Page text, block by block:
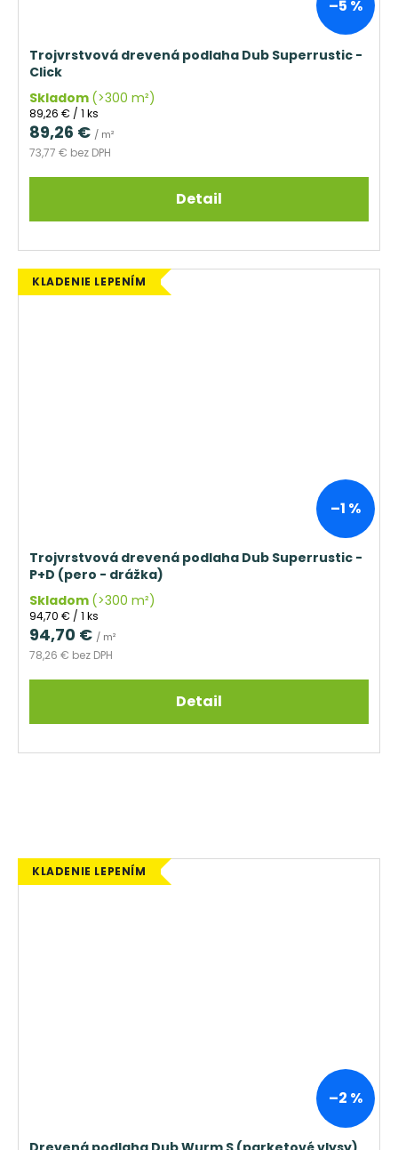
–5 %
Trojvrstvová drevená podlaha Dub Superrustic -
Click
Skladom (>300 m²)
73,77 € bez DPH
89,26 € / m²
Jednotková
cena:
89,26 € / 1 ks
Detail
KLADENIE LEPENÍM
–1 %
Trojvrstvová drevená podlaha Dub Superrustic -
P+D (pero - drážka)
Skladom (>300 m²)
78,26 € bez DPH
94,70 € / m²
Jednotková
cena:
94,70 € / 1 ks
Detail
KLADENIE LEPENÍM
–2 %